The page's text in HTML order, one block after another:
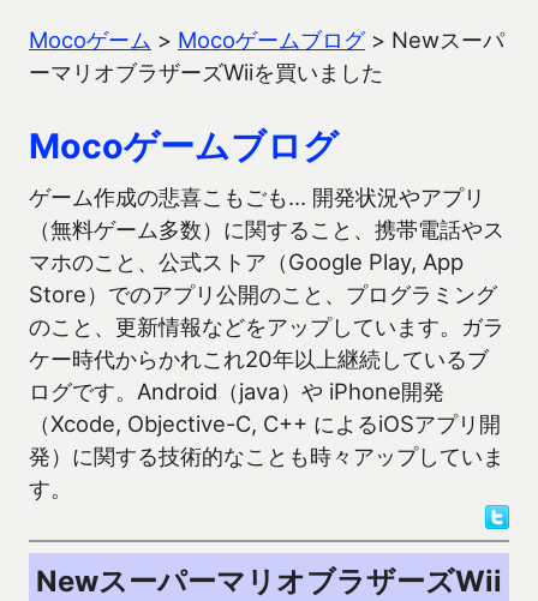
Mocoゲーム > Mocoゲームブログ> Newスーパ
ーマリオブラザーズWiiを買いました
Mocoゲームブログ
ゲーム作成の悲喜こもごも… 開発状況やアプリ
（無料ゲーム多数）に関すること、携帯電話やス
マホのこと、公式ストア（Google Play, App
Store）でのアプリ公開のこと、プログラミング
のこと、更新情報などをアップしています。ガラ
ケー時代からかれこれ20年以上継続しているブ
ログです。Android（java）や iPhone開発
（Xcode, Objective-C, C++ によるiOSアプリ開
発）に関する技術的なことも時々アップしていま
す。
NewスーパーマリオブラザーズWii